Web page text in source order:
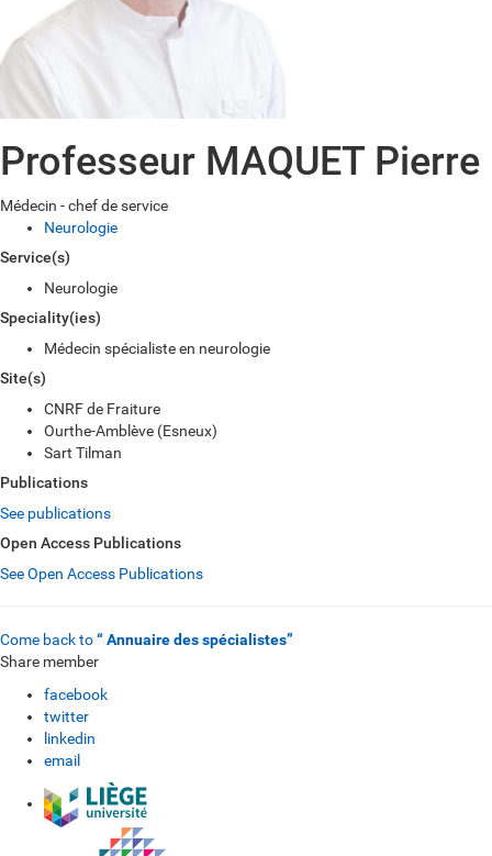
Professeur MAQUET Pierre
Médecin - chef de service
Neurologie
Service(s)
Neurologie
Speciality(ies)
Médecin spécialiste en neurologie
Site(s)
CNRF de Fraiture
Ourthe-Amblève (Esneux)
Sart Tilman
Publications
See publications
Open Access Publications
See Open Access Publications
Come back to“ Annuaire des spécialistes”
Share member
facebook
twitter
linkedin
email